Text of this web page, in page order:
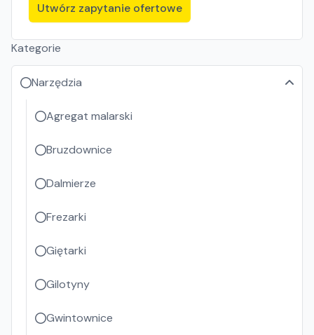
Utwórz zapytanie ofertowe
Kategorie
Narzędzia
Agregat malarski
Bruzdownice
Dalmierze
Frezarki
Giętarki
Gilotyny
Gwintownice